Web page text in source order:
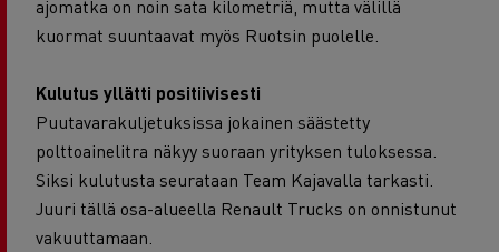
ajomatka on noin sata kilometriä, mutta välillä
kuormat suuntaavat myös Ruotsin puolelle.
Kulutus yllätti positiivisesti
Puutavarakuljetuksissa jokainen säästetty
polttoainelitra näkyy suoraan yrityksen tuloksessa.
Siksi kulutusta seurataan Team Kajavalla tarkasti.
Juuri tällä osa-alueella Renault Trucks on onnistunut
vakuuttamaan.